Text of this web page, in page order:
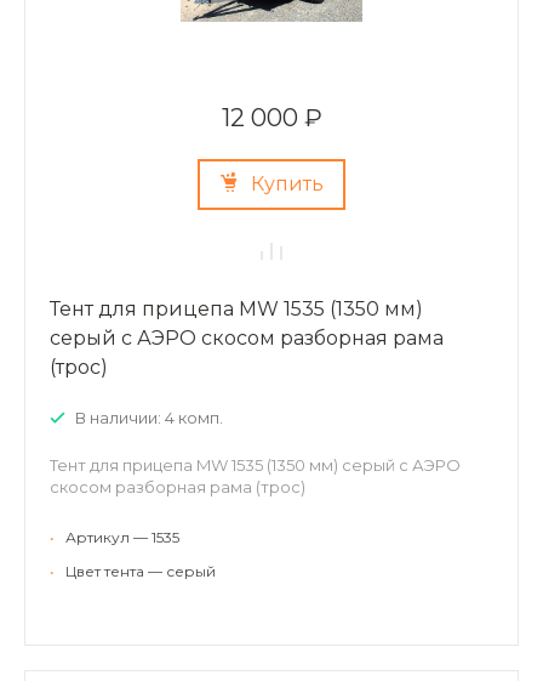
12 000 ₽
Купить
Тент для прицепа MW 1535 (1350 мм)
серый с АЭРО скосом разборная рама
(трос)
В наличии: 4 комп.
Тент для прицепа MW 1535 (1350 мм) серый с АЭРО
скосом разборная рама (трос)
•
Артикул — 1535
•
Цвет тента — серый